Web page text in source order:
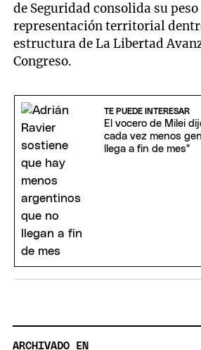
de Seguridad consolida su
representación territorial
estructura de La Libertad
Congreso.
TE PUEDE INTERESAR
El vocero de Milei
cada vez menos
llega a fin de mes"
ARCHIVADO EN